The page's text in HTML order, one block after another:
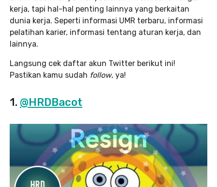
kerja, tapi hal-hal penting lainnya yang berkaitan
dunia kerja. Seperti informasi UMR terbaru, informasi
pelatihan karier, informasi tentang aturan kerja, dan
lainnya.
Langsung cek daftar akun Twitter berikut ini!
Pastikan kamu sudah follow, ya!
1. @HRDBacot